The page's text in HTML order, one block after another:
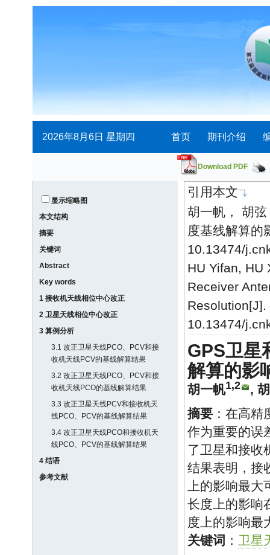
Download PDF
显示缩略图
本文结构
摘要
关键词
Abstract
Key words
1 接收机天线相位中心改正
2 卫星天线相位中心改正
3 算例分析
3.1 改正卫星天线PCO、PCV和接
收机天线PCV的基线解算结果
3.2 改正卫星天线PCO、PCV和接
收机天线PCO的基线解算结果
3.3 改正卫星天线PCV和接收机天
线PCO、PCV的基线解算结果
3.4 改正卫星天线PCO和接收机天
线PCO、PCV的基线解算结果
4 结语
参考文献
引用本文
胡一帆， 胡
度基线解算的
10.13474/
HU Yifan, HU
Receiver
10.13474/
GPS卫星
解算的影
胡一帆1,2 ,
摘要 ：在高
作为重要的误
了卫星和接收
结果表明，接
上的影响最大
长度上的影响
度上的影响最
关键词 ： 卫星